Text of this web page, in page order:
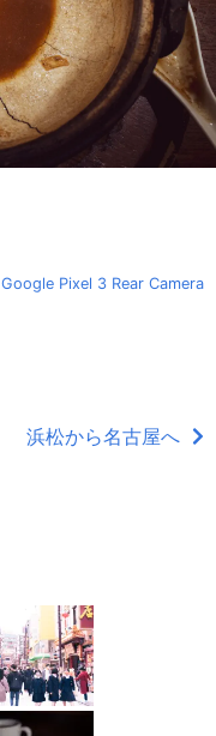
Google Pixel 3 Rear Camera
浜松から名古屋へ